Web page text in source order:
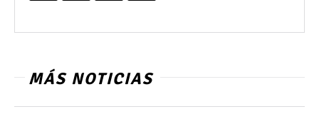
MÁS NOTICIAS